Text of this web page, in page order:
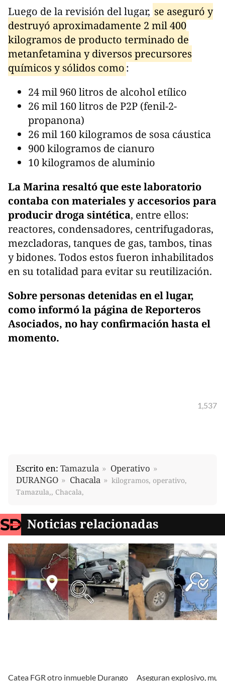
Luego de la revisión del lugar, se aseguró y
destruyó aproximadamente 2 mil 400
kilogramos de producto terminado de
metanfetamina y diversos precursores
químicos y sólidos como:
24 mil 960 litros de alcohol etílico
26 mil 160 litros de P2P (fenil-2-
propanona)
26 mil 160 kilogramos de sosa cáustica
900 kilogramos de cianuro
10 kilogramos de aluminio
La Marina resaltó que este laboratorio
contaba con materiales y accesorios para
producir droga sintética, entre ellos:
reactores, condensadores, centrifugadoras,
mezcladoras, tanques de gas, tambos, tinas
y bidones. Todos estos fueron inhabilitados
en su totalidad para evitar su reutilización.
Sobre personas detenidas en el lugar,
como informó la página de Reporteros
Asociados, no hay confirmación hasta el
momento.
1,537
Escrito en: Tamazula
Operativo
DURANGO
Chacala
kilogramos, operativo,
Tamazula,, Chacala,
Noticias relacionadas
Catea FGR otro inmueble Durango Aseguran explosivo,